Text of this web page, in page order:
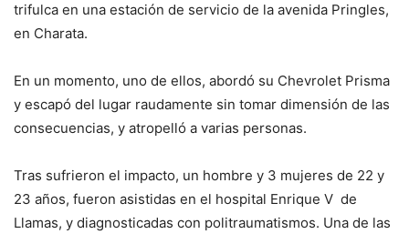
trifulca en una estación de servicio de la avenida Pringles,
en Charata.
En un momento, uno de ellos, abordó su Chevrolet Prisma
y escapó del lugar raudamente sin tomar dimensión de las
consecuencias, y atropelló a varias personas.
Tras sufrieron el impacto, un hombre y 3 mujeres de 22 y
23 años, fueron asistidas en el hospital Enrique V de
Llamas, y diagnosticadas con politraumatismos. Una de las